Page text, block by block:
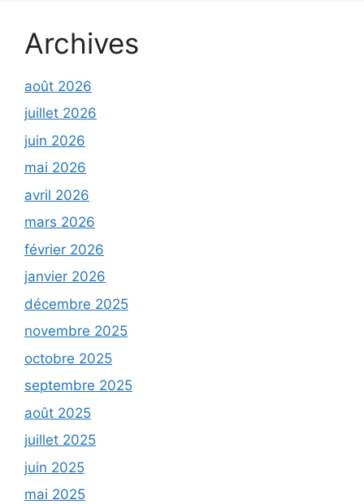
Archives
août 2026
juillet 2026
juin 2026
mai 2026
avril 2026
mars 2026
février 2026
janvier 2026
décembre 2025
novembre 2025
octobre 2025
septembre 2025
août 2025
juillet 2025
juin 2025
mai 2025